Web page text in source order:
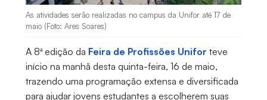
As atividades serão realizadas no campus da Unifor até 17 de
maio (Foto: Ares Soares)
A 8ª edição da Feira de Profissões Unifor teve
início na manhã desta quinta-feira, 16 de maio,
trazendo uma programação extensa e diversificada
para ajudar jovens estudantes a escolherem suas